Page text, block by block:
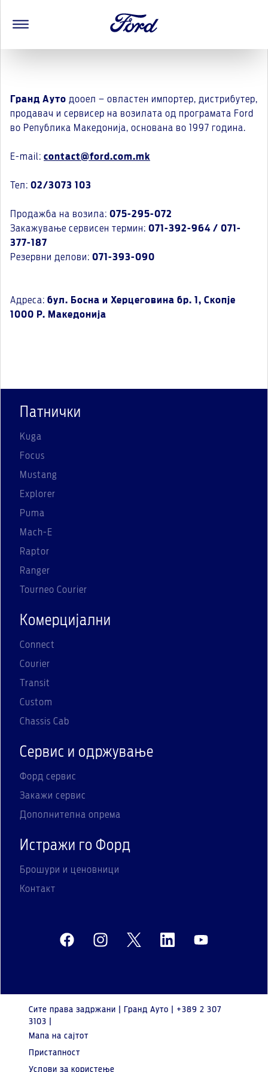
Гранд Ауто дооел – овластен импортер, дистрибутер,
продавач и сервисер на возилата од програмата Ford
во Република Македонија, основана во 1997 година.
E-mail: contact@ford.com.mk
Тел: 02/3073 103
Продажба на возила: 075-295-072
Закажување сервисен термин: 071-392-964 / 071-
377-187
Резервни делови: 071-393-090
Адреса: бул. Босна и Херцеговина бр. 1, Скопје
1000 Р. Македонија
Патнички
Kuga
Focus
Mustang
Explorer
Puma
Mach-E
Raptor
Ranger
Tourneo Courier
Комерцијални
Connect
Courier
Transit
Custom
Chassis Cab
Сервис и одржување
Форд сервис
Закажи сервис
Дополнителна опрема
Истражи го Форд
Брошури и ценовници
Контакт
Сите права задржани | Гранд Ауто | +389 2 307
3103 |
Мапа на сајтот
Пристапност
Услови за користење